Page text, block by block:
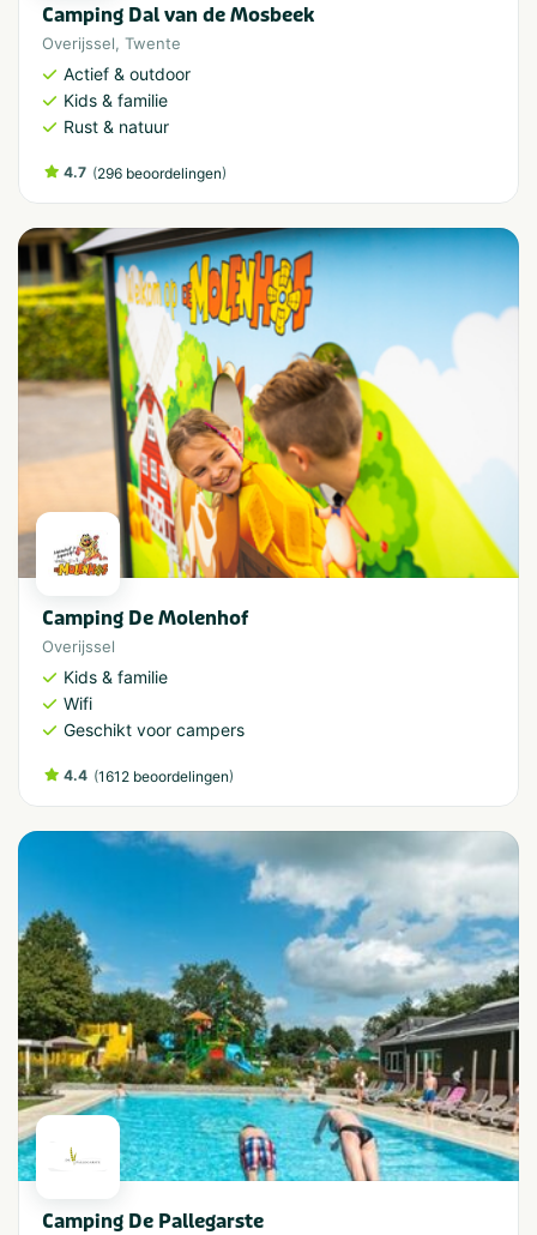
Camping Dal van de Mosbeek
Overijssel, Twente
Actief & outdoor
Kids & familie
Rust & natuur
4.7 (296 beoordelingen)
Camping De Molenhof
Overijssel
Kids & familie
Wifi
Geschikt voor campers
4.4 (1612 beoordelingen)
Camping De Pallegarste